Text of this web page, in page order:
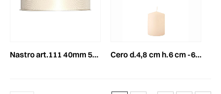
nastro art.111 40mm 50mt avorio cero d.4,8 cm h.6 cm -60/48- conf.pz.24 naturale